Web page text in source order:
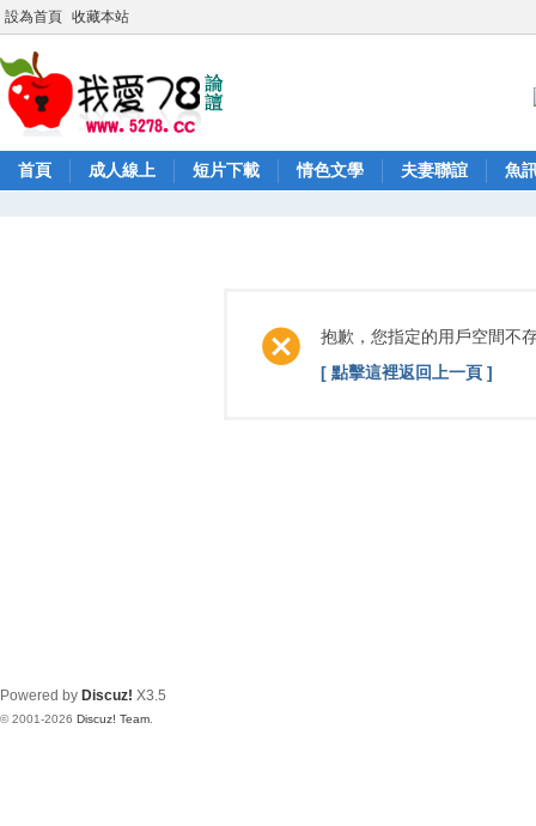
設為首頁 收藏本站
首頁 成人線上 短片下載 情色文學 夫妻聯誼 魚
抱歉，您指定的用戶空間不
[ 點擊這裡返回上一頁 ]
Powered by Discuz! X3.5
© 2001-2026 Discuz! Team